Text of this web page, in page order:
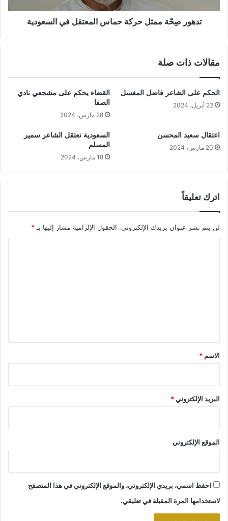
تدهور صِحّة ممثل حركة حماس المعتقل في السعودية
مقالات ذات صلة
الحكم على الشاعر فاضل المغسل
22 أبريل، 2024
القضاء يحكم على مشجعي نادي
الصفا
28 مارس، 2024
اعتقال سعيد المحسن
20 مارس، 2024
السعودية تعتقل الشاعر سمير
المسلم
18 مارس، 2024
اترك تعليقاً
لن يتم نشر عنوان بريدك الإلكتروني. الحقول الإلزامية مشار إليها بـ *
*
الاسم *
البريد الإلكتروني*
الموقع الإلكتروني
احفظ اسمي، بريدي الإلكتروني، والموقع الإلكتروني في هذا المتصفح
لاستخدامها المرة المقبلة في تعليقي.